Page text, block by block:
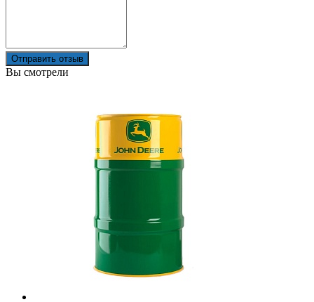
Отправить отзыв
Вы смотрели